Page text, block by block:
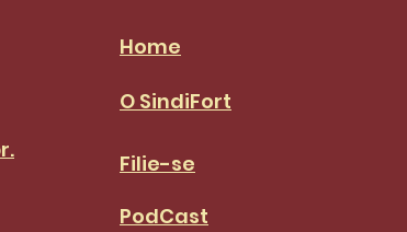
Home
O SindiFort
Filie-se
PodCast